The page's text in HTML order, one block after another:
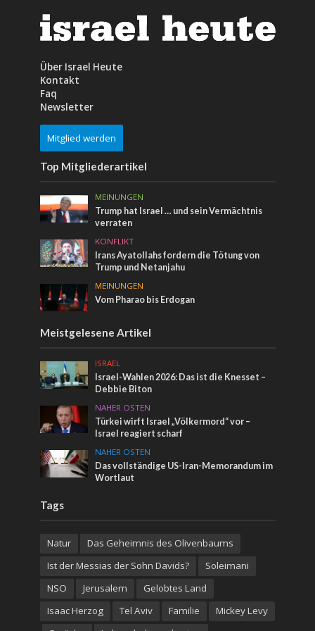
Über Israel Heute
Kontakt
Faq
Newsletter
Mitglied werden
Top Mitgliederartikel
MEINUNGEN
Trump hat Israel … und sein Vermächtnis
verraten
KONFLIKT
Irans Ayatollahs fordern die Tötung von
Trump und Netanjahu
MEINUNGEN
Vom Pharao bis Erdogan
Meistgelesene Artikel
ISRAEL
Israel-Wahlen 2026: Das ist die Knesset –
Debbie Biton
NAHER OSTEN
Türkei wirft Israel „Völkermord“ vor –
Israel reagiert scharf
NAHER OSTEN
Das vollständige US-Iran-Memorandum im
Wortlaut
Tags
Natur
Das Geheimnis des Olivenbaums
Ist der Messias der Sohn Davids?
Soleimani
NSO
Jerusalem
Gelobtes Land
Isaac Herzog
Tel Aviv Familie
Mickey Levy